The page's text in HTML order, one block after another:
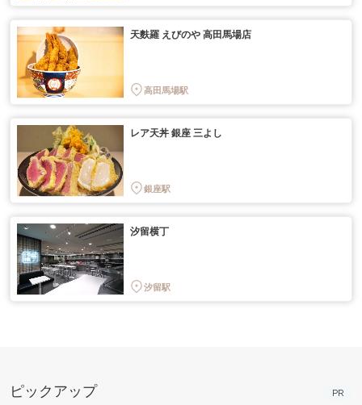
天麩羅 えびのや 高田馬場店
高田馬場駅
レア天丼 銀座 三よし
銀座駅
汐留横丁
汐留駅
ピックアップ PR